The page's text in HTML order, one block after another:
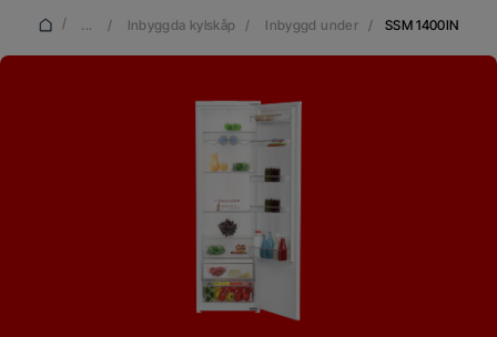
/ ... / Inbyggda kylskåp / Inbyggd under / SSM 1400IN